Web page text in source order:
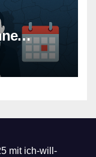
mit ich-will-